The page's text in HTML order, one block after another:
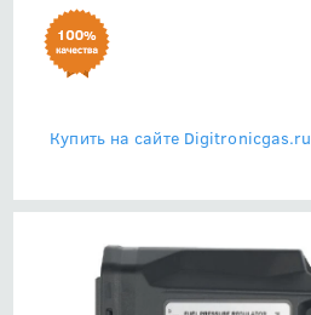
Купить на сайте Digitronicgas.ru